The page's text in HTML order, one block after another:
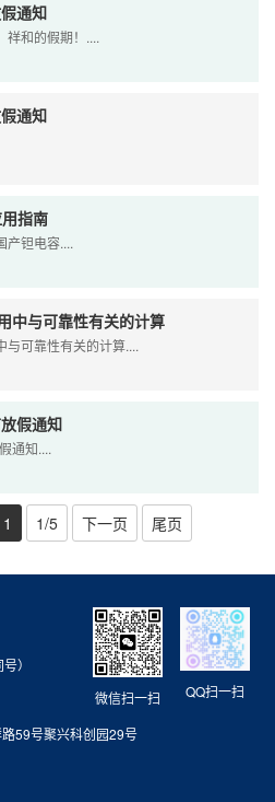
通知
祥和的假期！....
通知
指南
产钽电容....
中与可靠性有关的计算
与可靠性有关的计算....
假通知
通知....
1 1/5 下一页 尾页
QQ扫一扫
微信扫一扫
）
59号聚兴科创园29号